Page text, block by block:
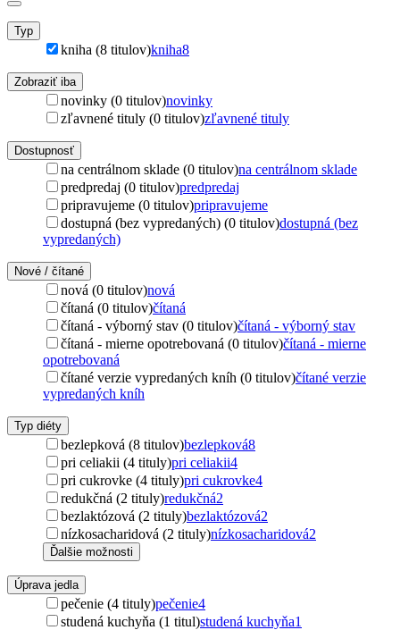
Typ
kniha (8 titulov)kniha8
Zobraziť iba
novinky (0 titulov)novinky
zľavnené tituly (0 titulov)zľavnené tituly
Dostupnosť
na centrálnom sklade (0 titulov)na centrálnom sklade
predpredaj (0 titulov)predpredaj
pripravujeme (0 titulov)pripravujeme
dostupná (bez vypredaných) (0 titulov)dostupná (bez
vypredaných)
Nové / čítané
nová (0 titulov)nová
čítaná (0 titulov)čítaná
čítaná - výborný stav (0 titulov)čítaná - výborný stav
čítaná - mierne opotrebovaná (0 titulov)čítaná - mierne
opotrebovaná
čítané verzie vypredaných kníh (0 titulov)čítané verzie
vypredaných kníh
Typ diéty
bezlepková (8 titulov)bezlepková8
pri celiakii (4 tituly)pri celiakii4
pri cukrovke (4 tituly)pri cukrovke4
redukčná (2 tituly)redukčná2
bezlaktózová (2 tituly)bezlaktózová2
nízkosacharidová (2 tituly)nízkosacharidová2
Ďalšie možnosti
Úprava jedla
pečenie (4 tituly)pečenie4
studená kuchyňa (1 titul)studená kuchyňa1